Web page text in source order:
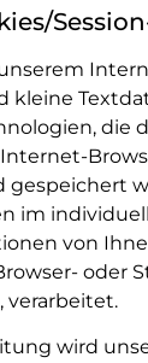
kleine
die
gespeichert
im
von
oder
verarbeitet.
wird